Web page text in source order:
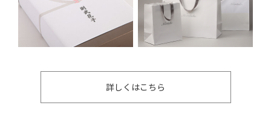
詳しくはこちら